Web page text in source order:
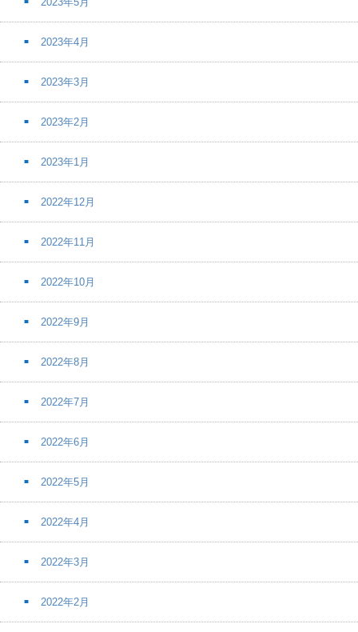
2023年4月
2023年3月
2023年2月
2023年1月
2022年12月
2022年11月
2022年10月
2022年9月
2022年8月
2022年7月
2022年6月
2022年5月
2022年4月
2022年3月
2022年2月